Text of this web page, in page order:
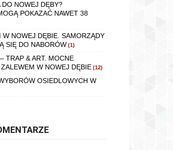
DO NOWEJ DĘBY?
POKAZAĆ NAWET 38
W NOWEJ DĘBIE. SAMORZĄDY
SIĘ DO NABORÓW (1)
TRAP & ART. MOCNE
W NOWEJ DĘBIE (12)
OSIEDLOWYCH W